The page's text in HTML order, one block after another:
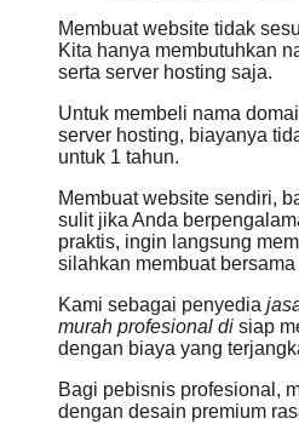
Membuat website tidak
Kita hanya membutuhkan
serta server hosting saja.
Untuk membeli nama
server hosting, biayanya
untuk 1 tahun.
Membuat website sendiri,
sulit jika Anda
praktis, ingin langsung
silahkan membuat bersama
Kami sebagai penyedia
murah profesional di siap
dengan biaya yang
Bagi pebisnis profesional,
dengan desain premium